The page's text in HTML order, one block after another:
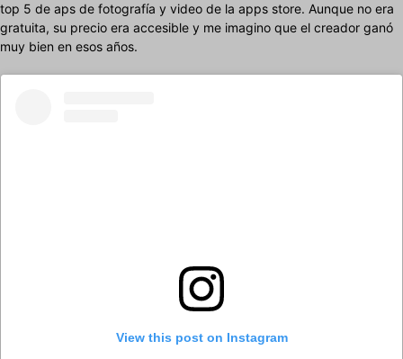
top 5 de aps de fotografía y video de la apps store. Aunque no era
gratuita, su precio era accesible y me imagino que el creador ganó
muy bien en esos años.
View this post on Instagram